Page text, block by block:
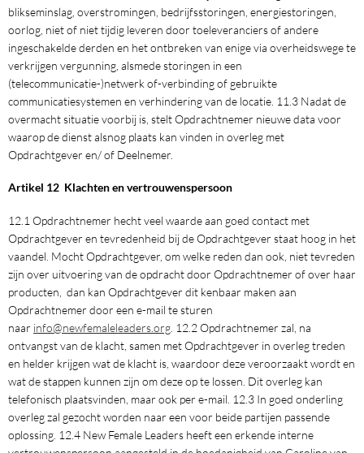
blikseminslag, overstromingen, bedrijfsstoringen, energiestoringen,
oorlog, niet of niet tijdig leveren door toeleveranciers of andere
ingeschakelde derden en het ontbreken van enige via overheidswege te
verkrijgen vergunning, alsmede storingen in een
(telecommunicatie-)netwerk of-verbinding of gebruikte
communicatiesystemen en verhindering van de locatie. 11.3 Nadat de
overmacht situatie voorbij is, stelt Opdrachtnemer nieuwe data voor
waarop de dienst alsnog plaats kan vinden in overleg met
Opdrachtgever en/ of Deelnemer.
Artikel 12 Klachten en vertrouwenspersoon
12.1 Opdrachtnemer hecht veel waarde aan goed contact met
Opdrachtgever en tevredenheid bij de Opdrachtgever staat hoog in het
vaandel. Mocht Opdrachtgever, om welke reden dan ook, niet tevreden
zijn over uitvoering van de opdracht door Opdrachtnemer of over haar
producten, dan kan Opdrachtgever dit kenbaar maken aan
Opdrachtnemer door een e-mail te sturen
naar info@newfemaleleaders.org . 12.2 Opdrachtnemer zal, na
ontvangst van de klacht, samen met Opdrachtgever in overleg treden
en helder krijgen wat de klacht is, waardoor deze veroorzaakt wordt en
wat de stappen kunnen zijn om deze op te lossen. Dit overleg kan
telefonisch plaatsvinden, maar ook per e-mail. 12.3 In goed onderling
overleg zal gezocht worden naar een voor beide partijen passende
oplossing. 12.4 New Female Leaders heeft een erkende interne